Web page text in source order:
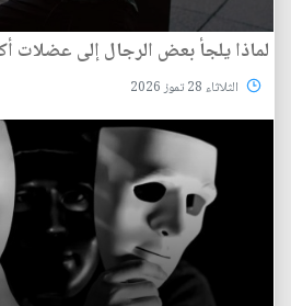
لماذا يلجأ بعض الرجال إلى عضلات
الثلاثاء 28 تموز 2026